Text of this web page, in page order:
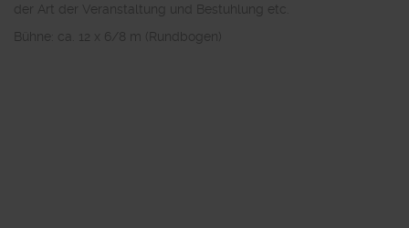
der Art der Veranstaltung und Bestuhlung etc.
Bühne: ca. 12 x 6/8 m (Rundbogen)